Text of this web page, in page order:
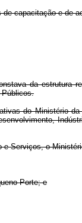
capacitação e de
da estrutura
Públicos.
do Ministério
Serviços, o
Porte; e